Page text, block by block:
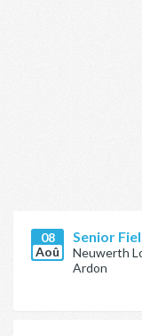
08
Aoû
Senior
Neuwerth
Ardon